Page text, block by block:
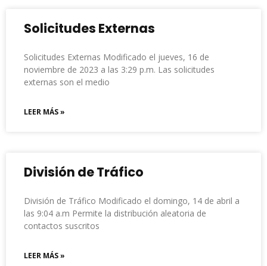
Solicitudes Externas
Solicitudes Externas Modificado el jueves, 16 de
noviembre de 2023 a las 3:29 p.m. Las solicitudes
externas son el medio
LEER MÁS »
División de Tráfico
División de Tráfico Modificado el domingo, 14 de abril a
las 9:04 a.m Permite la distribución aleatoria de
contactos suscritos
LEER MÁS »